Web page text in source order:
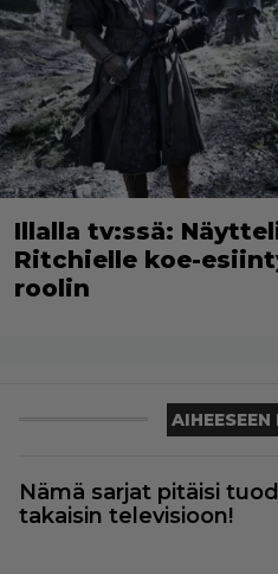
Illalla tv:ssä:
Ritchielle koe-
roolin
Nämä sarjat pitäisi
takaisin televisioon!